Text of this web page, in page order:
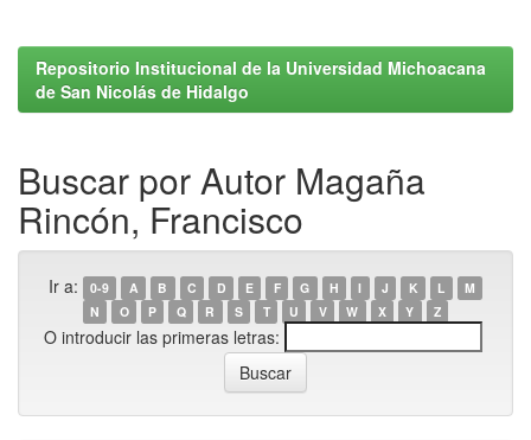
Repositorio Institucional de la Universidad Michoacana
de San Nicolás de Hidalgo
Buscar por Autor Magaña
Rincón, Francisco
Ir a: 0-9 A B C D E F G H I J K L
M
N
O P Q R S T U V W X Y Z
O introducir las primeras letras: